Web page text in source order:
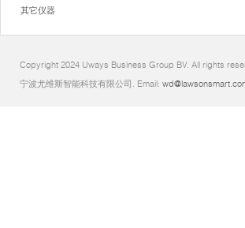
其它仪器
Copyright 2024 Uways Business Group BV. All rights
宁波尤维斯智能科技有限公司. Email: